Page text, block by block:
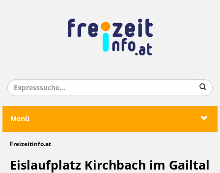
Menü
Freizeitinfo.at
Eislaufplatz Kirchbach im Gailtal